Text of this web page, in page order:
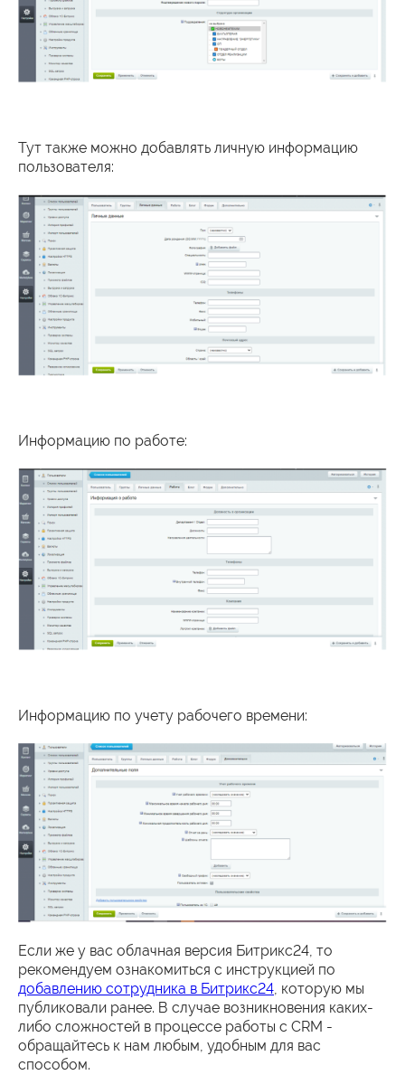
Тут также можно добавлять личную информацию
пользователя:
Информацию по работе:
Информацию по учету рабочего времени:
Если же у вас облачная версия Битрикс24, то
рекомендуем ознакомиться с инструкцией по
добавлению сотрудника в Битрикс24, которую мы
публиковали ранее. В случае возникновения каких-
либо сложностей в процессе работы с CRM -
обращайтесь к нам любым, удобным для вас
способом.